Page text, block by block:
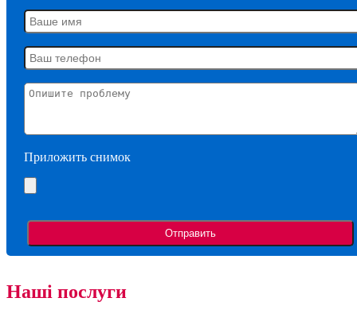
Приложить снимок
Наші послуги